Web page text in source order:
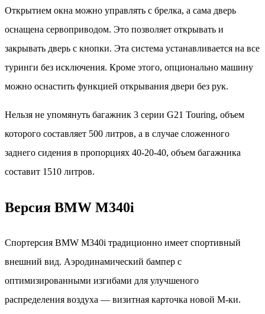
Открытием окна можно управлять с брелка, а сама дверь
оснащена сервоприводом. Это позволяет открывать и
закрывать дверь с кнопки. Эта система устанавливается на все
туринги без исключения. Кроме этого, опционально машину
можно оснастить функцией открывания двери без рук.
Нельзя не упомянуть багажник 3 серии G21 Touring, объем
которого составляет 500 литров, а в случае сложенного
заднего сидения в пропорциях 40-20-40, объем багажника
составит 1510 литров.
Версия BMW M340i
Спортерсия BMW M340i традиционно имеет спортивный
внешний вид. Аэродинамический бампер с
оптимизированными изгибами для улучшеного
распределения воздуха — визитная карточка новой М-ки.